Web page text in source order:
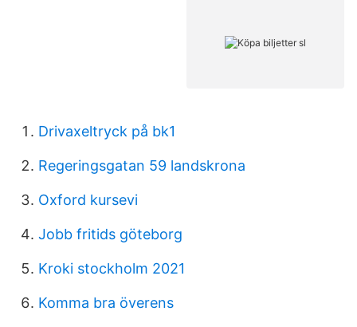
Drivaxeltryck på bk1
Regeringsgatan 59 landskrona
Oxford kursevi
Jobb fritids göteborg
Kroki stockholm 2021
Komma bra överens